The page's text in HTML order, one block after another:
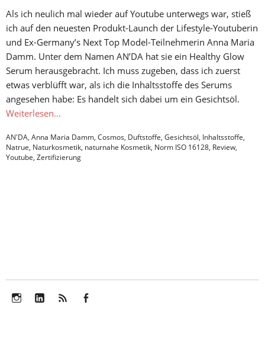
Als ich neulich mal wieder auf Youtube unterwegs war, stieß
ich auf den neuesten Produkt-Launch der Lifestyle-Youtuberin
und Ex-Germany’s Next Top Model-Teilnehmerin Anna Maria
Damm. Unter dem Namen AN’DA hat sie ein Healthy Glow
Serum herausgebracht. Ich muss zugeben, dass ich zuerst
etwas verblüfft war, als ich die Inhaltsstoffe des Serums
angesehen habe: Es handelt sich dabei um ein Gesichtsöl.
Weiterlesen…
AN'DA, Anna Maria Damm, Cosmos, Duftstoffe, Gesichtsöl, Inhaltsstoffe,
Natrue, Naturkosmetik, naturnahe Kosmetik, Norm ISO 16128, Review,
Youtube, Zertifizierung